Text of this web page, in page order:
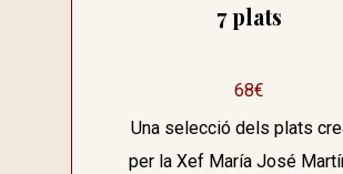
7 plats
68€
Una selecció dels plats
per la Xef María José